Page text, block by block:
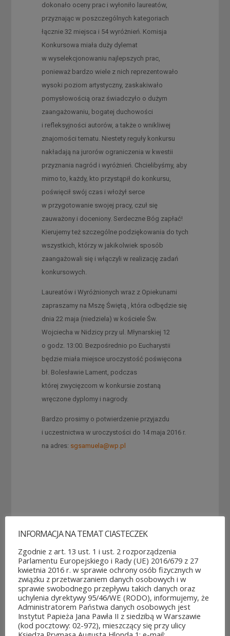
dokonało oceny prac i wyłoniło laureatów,
przyznając w poszczególnych kategoriach
łącznie 32 miejsca i 54 wyróżnień. Komisja
Konkursowa miała duży dylemat
w wyselekcjonowaniu najlepszych prac,
ponieważ bardzo wiele z nich reprezentowało
wysoki poziom artystyczny, zaskakiwało
pomysłowością oraz świadczyło o dużym
zaangażowaniu, bogatej duchowości
i refleksyjności autorów, a także o wnikliwej
znajomości tematu. Niestety reguły konkursu
nakładają na jurorów ograniczenia w kwestii
przyznania nagród i wyróżnień. Chcielibyśmy, aby
mimo to, każdy, kto przystąpił do konkursu,
poświęcił swój czas i włożył serce
w przygotowanie swojej pracy, czuł się
zauważony i doceniony. Serdeczne Bóg zapłać!
Kierujemy też szczególne podziękowania do tych
wszystkich, którzy w jakikolwiek sposób
zaangażowali się i włączyli w realizację zadań
konkursowych.
Laureatów i Wyróżnionych wraz z Opiekunami
zapraszamy na Mszę Świętą , która odbędzie się
dnia 22 maja (niedziela) w kościele Św.
Wojciecha w Nidzicy przy ul. Młynarskiej 12
o godz. 13:00. Bezpośrednio po Eucharystii
będzie miała miejsce uroczystość poświęcona
bł. Bolesławie Lament, podczas
której zwycięzcom w konkursie zostaną
wręczone dyplomy i nagrody.
Bardzo prosimy o potwierdzenie przyjazdu
i uczestnictwa w uroczystości do 14 maja 2016 r.
na adres: sgsamuela@wp.pl
Rozpoczęło
się
Jubileuszowe
XXV
INFORMACJA NA TEMAT CIASTECZEK
Zgodnie z art. 13 ust. 1 i ust. 2 rozporządzenia
Parlamentu Europejskiego i Rady (UE) 2016/679 z 27
kwietnia 2016 r. w sprawie ochrony osób fizycznych w
związku z przetwarzaniem danych osobowych i w
sprawie swobodnego przepływu takich danych oraz
uchylenia dyrektywy 95/46/WE (RODO), informujemy, że
Administratorem Państwa danych osobowych jest
Instytut Papieża Jana Pawła II z siedzibą w Warszawie
(kod pocztowy: 02-972), mieszczący się przy ulicy